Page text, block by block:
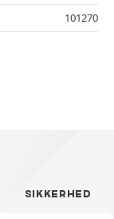
101270
SIKKERHED